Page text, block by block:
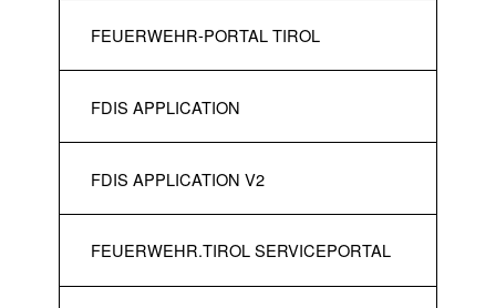
FEUERWEHR-PORTAL TIROL
FDIS APPLICATION
FDIS APPLICATION V2
FEUERWEHR.TIROL SERVICEPORTAL